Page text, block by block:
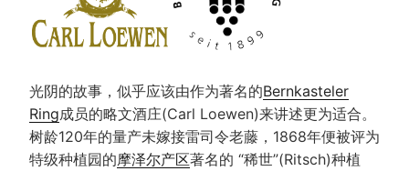
光阴的故事，似乎应该由作为著名的Bernkasteler
Ring成员的略文酒庄(Carl Loewen)来讲述更为适合。
树龄120年的量产未嫁接雷司令老藤，1868年便被评为
特级种植园的摩泽尔产区著名的 “稀世”(Ritsch)种植